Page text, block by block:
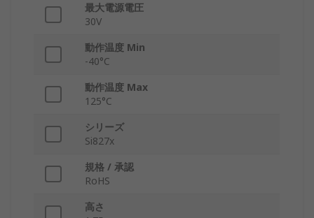
最大電源電圧
30V
動作温度 Min
-40°C
動作温度 Max
125°C
シリーズ
Si827x
規格 / 承認
RoHS
高さ